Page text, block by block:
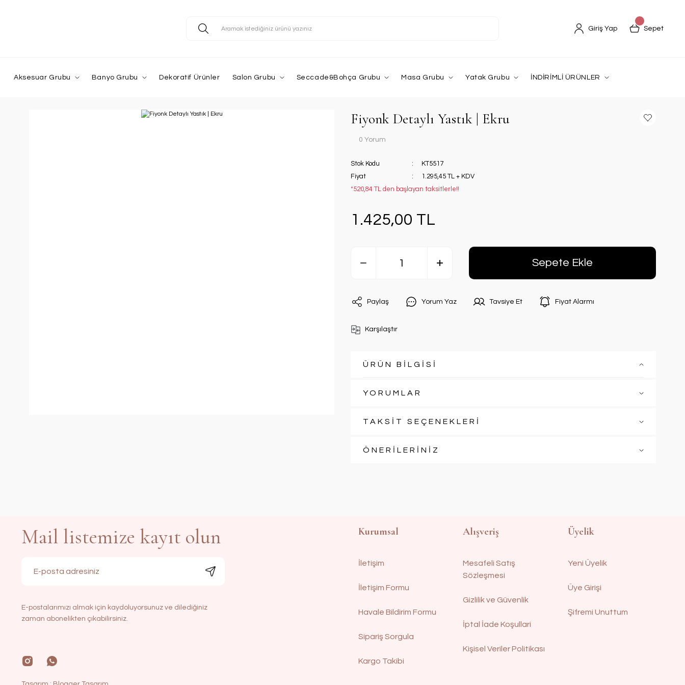
Giriş Yap Sepet
Aksesuar Grubu Banyo Grubu Dekoratif Ürünler Salon Grubu Seccade&Bohça Grubu Masa Grubu Yatak Grubu İNDİRİMLİ ÜRÜNLER
Fiyonk Detaylı Yastık | Ekru
0 Yorum
Stok Kodu
KT5517
Fiyat
1.295,45 TL + KDV
*520,84 TL den başlayan taksitlerle!!
1.425,00 TL
Sepete Ekle
Paylaş Yorum Yaz Tavsiye Et Fiyat Alarmı
Karşılaştır
ÜRÜN BİLGİSİ
YORUMLAR
TAKSİT SEÇENEKLERİ
ÖNERİLERİNİZ
Mail listemize kayıt olun
E-postalarımızı almak için kaydoluyorsunuz ve dilediğiniz
zaman abonelikten çıkabilirsiniz.
Kurumsal
İletişim
İletişim Formu
Havale Bildirim Formu
Sipariş Sorgula
Kargo Takibi
Alışveriş
Mesafeli Satış
Sözleşmesi
Gizlilik ve Güvenlik
İptal İade Koşullari
Kişisel Veriler Politikası
Üyelik
Yeni Üyelik
Üye Girişi
Şifremi Unuttum